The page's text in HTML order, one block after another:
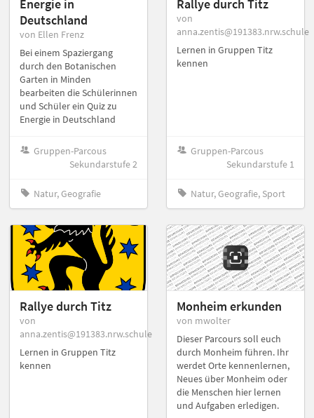
Energie in
Deutschland
von Ellen Frenz
Bei einem Spaziergang
durch den Botanischen
Garten in Minden
bearbeiten die Schülerinnen
und Schüler ein Quiz zu
Energie in Deutschland
Gruppen-Parcous
Sekundarstufe 2
Natur, Geografie
Rallye durch Titz
von
anna.zentis@191383.nrw.schule
Lernen in Gruppen Titz
kennen
Gruppen-Parcous
Sekundarstufe 1
Natur, Geografie, Sport
Rallye durch Titz
von
anna.zentis@191383.nrw.schule
Lernen in Gruppen Titz
kennen
Monheim erkunden
von mwolter
Dieser Parcours soll euch
durch Monheim führen. Ihr
werdet Orte kennenlernen,
Neues über Monheim oder
die Menschen hier lernen
und Aufgaben erledigen.